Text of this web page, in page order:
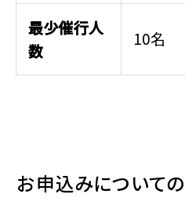
最少催行人
数
10名
お申込みについて